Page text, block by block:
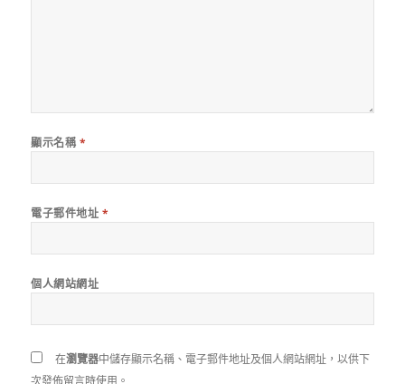
顯示名稱 *
電子郵件地址 *
個人網站網址
在瀏覽器中儲存顯示名稱、電子郵件地址及個人網站網址，以供下
次發佈留言時使用。